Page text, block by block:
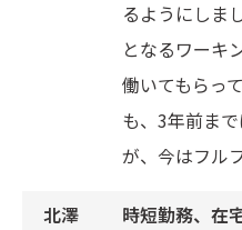
るようにしま
となるワーキ
働いてもらっ
も、3年前ま
が、今はフル
時短勤務、在